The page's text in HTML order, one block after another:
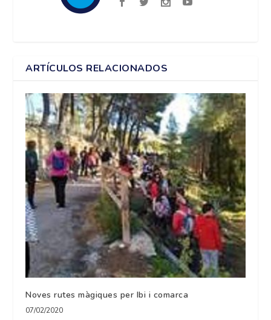
ARTÍCULOS RELACIONADOS
Noves rutes màgiques per Ibi i comarca
07/02/2020